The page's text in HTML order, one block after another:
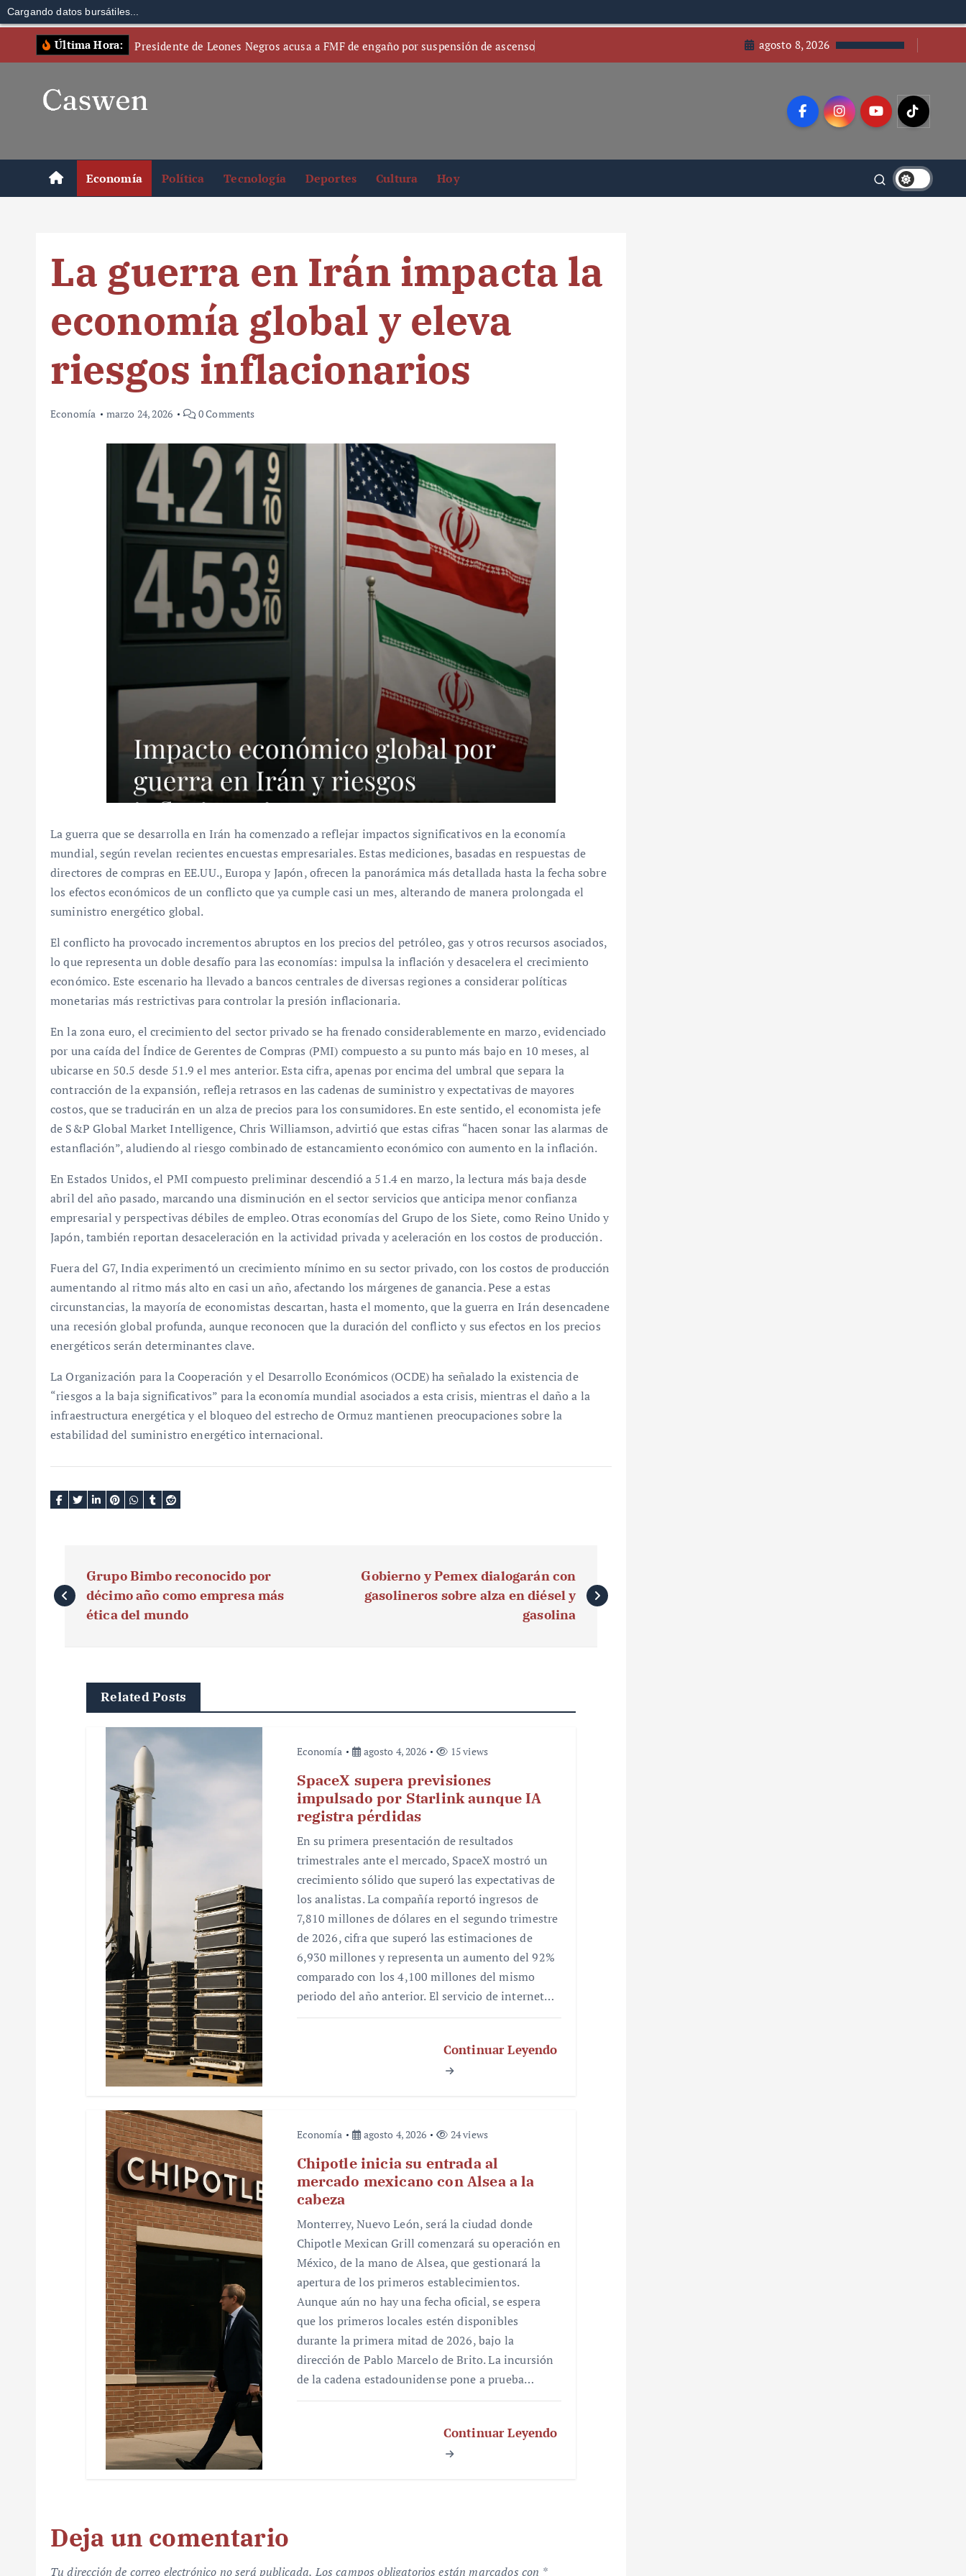
Cargando datos bursátiles...
Última Hora: Presidente de Leones Negros acusa a FMF de engaño por suspensión de ascenso agosto 8, 2026
Economía Política Tecnología Deportes Cultura Hoy
La guerra en Irán impacta la
economía global y eleva
riesgos inflacionarios
Economía marzo 24, 2026 0 Comments
La guerra que se desarrolla en Irán ha comenzado a reflejar impactos significativos en la economía
mundial, según revelan recientes encuestas empresariales. Estas mediciones, basadas en respuestas de
directores de compras en EE.UU., Europa y Japón, ofrecen la panorámica más detallada hasta la fecha sobre
los efectos económicos de un conflicto que ya cumple casi un mes, alterando de manera prolongada el
suministro energético global.
El conflicto ha provocado incrementos abruptos en los precios del petróleo, gas y otros recursos asociados,
lo que representa un doble desafío para las economías: impulsa la inflación y desacelera el crecimiento
económico. Este escenario ha llevado a bancos centrales de diversas regiones a considerar políticas
monetarias más restrictivas para controlar la presión inflacionaria.
En la zona euro, el crecimiento del sector privado se ha frenado considerablemente en marzo, evidenciado
por una caída del Índice de Gerentes de Compras (PMI) compuesto a su punto más bajo en 10 meses, al
ubicarse en 50.5 desde 51.9 el mes anterior. Esta cifra, apenas por encima del umbral que separa la
contracción de la expansión, refleja retrasos en las cadenas de suministro y expectativas de mayores
costos, que se traducirán en un alza de precios para los consumidores. En este sentido, el economista jefe
de S&P Global Market Intelligence, Chris Williamson, advirtió que estas cifras “hacen sonar las alarmas de
estanflación”, aludiendo al riesgo combinado de estancamiento económico con aumento en la inflación.
En Estados Unidos, el PMI compuesto preliminar descendió a 51.4 en marzo, la lectura más baja desde
abril del año pasado, marcando una disminución en el sector servicios que anticipa menor confianza
empresarial y perspectivas débiles de empleo. Otras economías del Grupo de los Siete, como Reino Unido y
Japón, también reportan desaceleración en la actividad privada y aceleración en los costos de producción.
Fuera del G7, India experimentó un crecimiento mínimo en su sector privado, con los costos de producción
aumentando al ritmo más alto en casi un año, afectando los márgenes de ganancia. Pese a estas
circunstancias, la mayoría de economistas descartan, hasta el momento, que la guerra en Irán desencadene
una recesión global profunda, aunque reconocen que la duración del conflicto y sus efectos en los precios
energéticos serán determinantes clave.
La Organización para la Cooperación y el Desarrollo Económicos (OCDE) ha señalado la existencia de
“riesgos a la baja significativos” para la economía mundial asociados a esta crisis, mientras el daño a la
infraestructura energética y el bloqueo del estrecho de Ormuz mantienen preocupaciones sobre la
estabilidad del suministro energético internacional.
a
Grupo Bimbo reconocido por
décimo año como empresa más
ética del mundo
Gobierno y Pemex dialogarán con
gasolineros sobre alza en diésel y
gasolina
Related Posts
Economía agosto 4, 2026 15 views
SpaceX supera previsiones
impulsado por Starlink aunque IA
registra pérdidas
En su primera presentación de resultados
trimestrales ante el mercado, SpaceX mostró un
crecimiento sólido que superó las expectativas de
los analistas. La compañía reportó ingresos de
7,810 millones de dólares en el segundo trimestre
de 2026, cifra que superó las estimaciones de
6,930 millones y representa un aumento del 92%
comparado con los 4,100 millones del mismo
periodo del año anterior. El servicio de internet…
Continuar Leyendo
Economía agosto 4, 2026 24 views
Chipotle inicia su entrada al
mercado mexicano con Alsea a la
cabeza
Monterrey, Nuevo León, será la ciudad donde
Chipotle Mexican Grill comenzará su operación en
México, de la mano de Alsea, que gestionará la
apertura de los primeros establecimientos.
Aunque aún no hay una fecha oficial, se espera
que los primeros locales estén disponibles
durante la primera mitad de 2026, bajo la
dirección de Pablo Marcelo de Brito. La incursión
de la cadena estadounidense pone a prueba…
Continuar Leyendo
Deja un comentario
Tu dirección de correo electrónico no será publicada. Los campos obligatorios están marcados con *